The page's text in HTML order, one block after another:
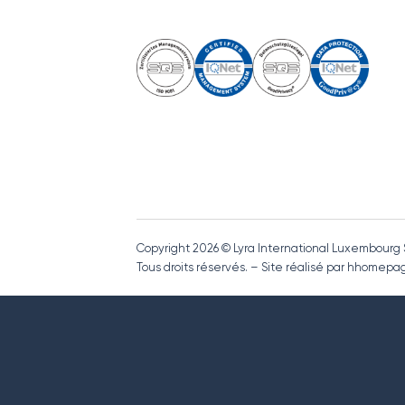
Copyright 2026 © Lyra International Luxembourg
Tous droits réservés. – Site réalisé par